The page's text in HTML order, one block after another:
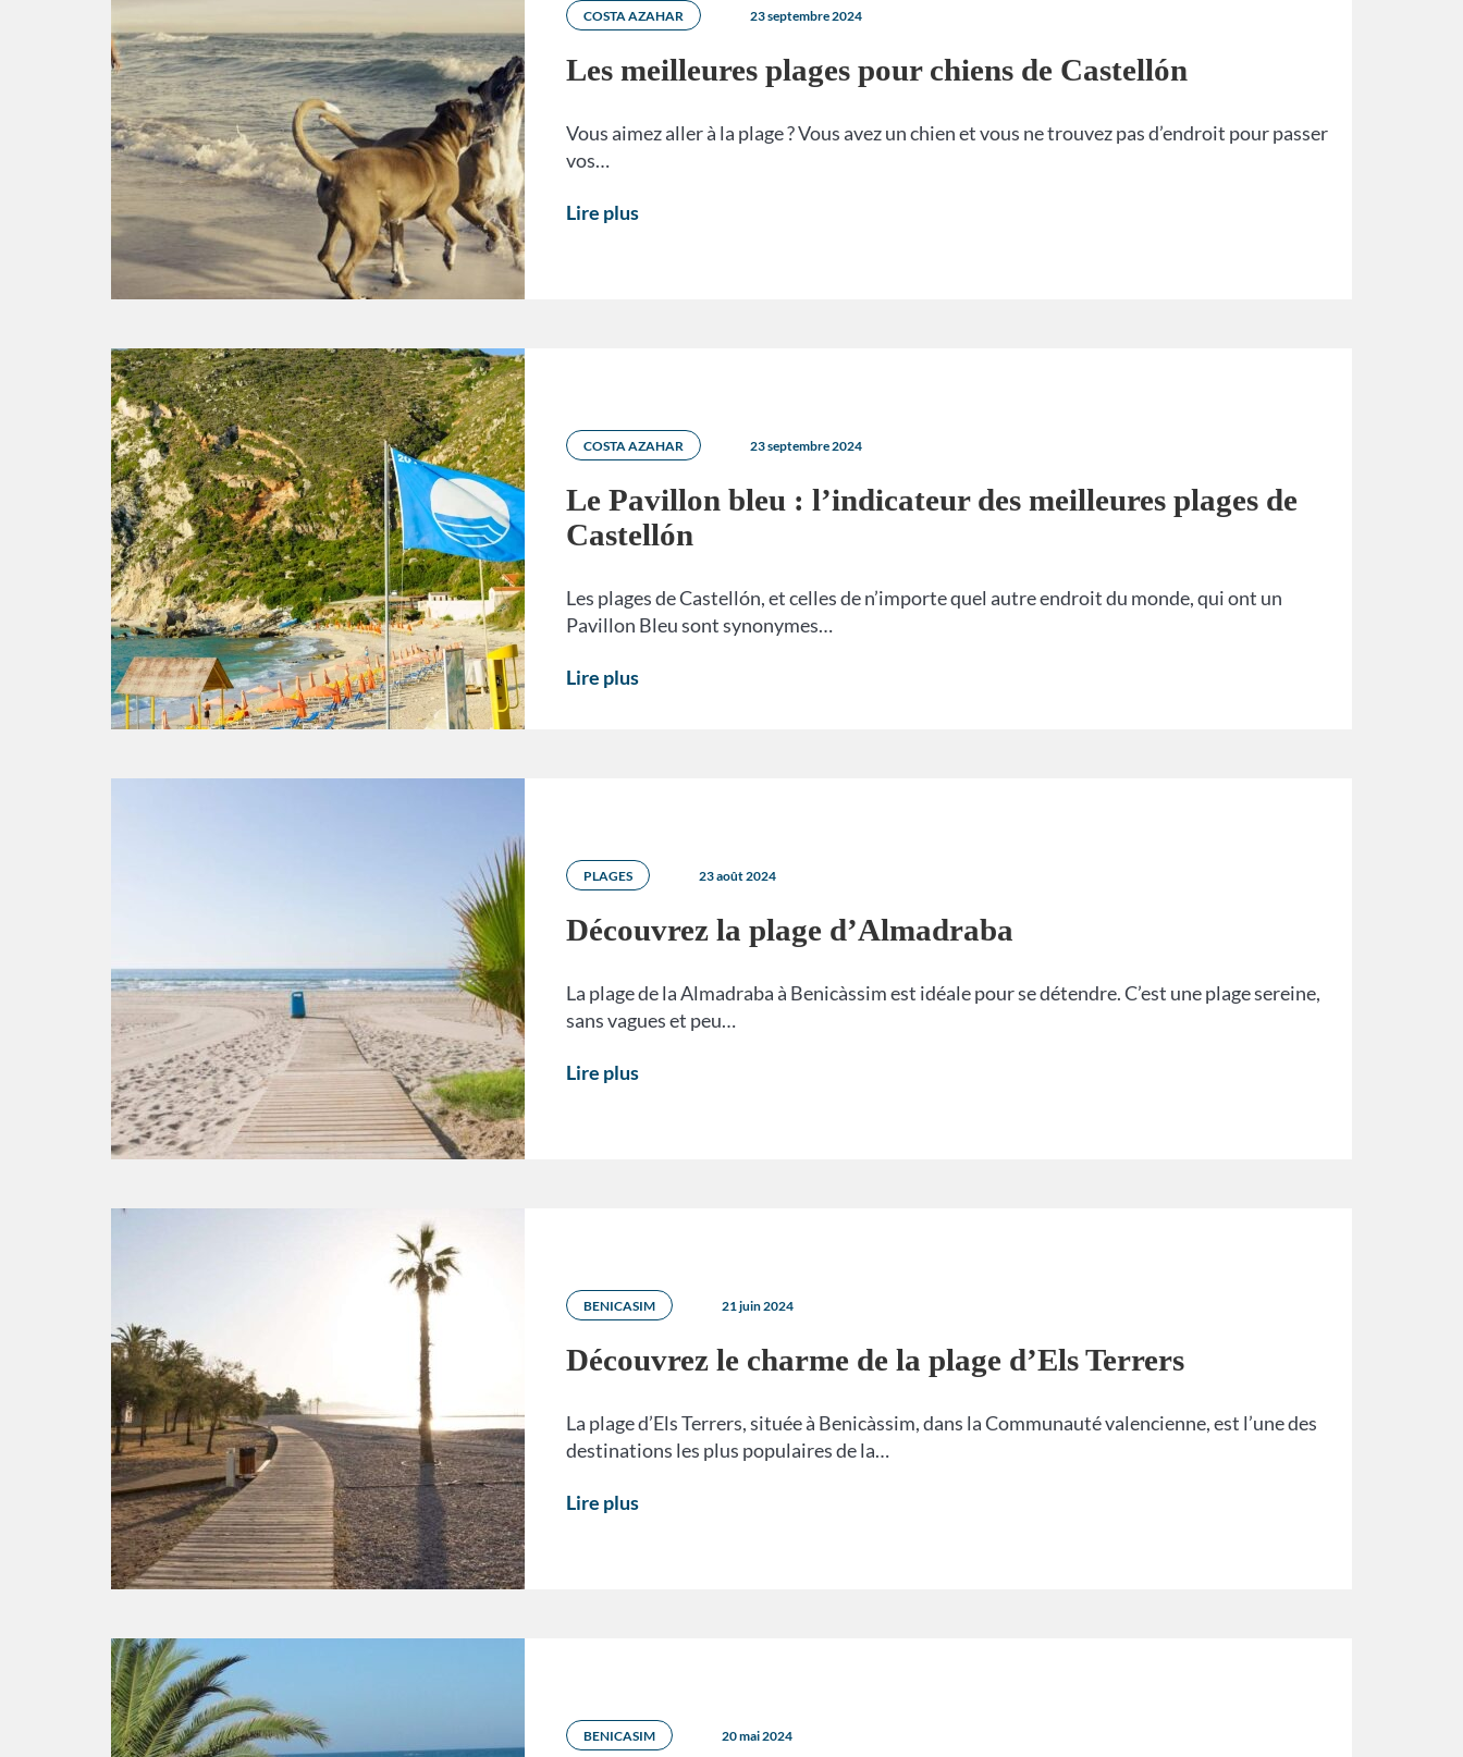
COSTA AZAHAR 23 septembre 2024
Les meilleures plages pour chiens de Castellón
Vous aimez aller à la plage ? Vous avez un chien et vous ne trouvez pas d’endroit pour passer
vos…
Lire plus
COSTA AZAHAR 23 septembre 2024
Le Pavillon bleu : l’indicateur des meilleures plages de
Castellón
Les plages de Castellón, et celles de n’importe quel autre endroit du monde, qui ont un
Pavillon Bleu sont synonymes…
Lire plus
PLAGES 23 août 2024
Découvrez la plage d’Almadraba
La plage de la Almadraba à Benicàssim est idéale pour se détendre. C’est une plage sereine,
sans vagues et peu…
Lire plus
BENICASIM 21 juin 2024
Découvrez le charme de la plage d’Els Terrers
La plage d’Els Terrers, située à Benicàssim, dans la Communauté valencienne, est l’une des
destinations les plus populaires de la…
Lire plus
BENICASIM 20 mai 2024